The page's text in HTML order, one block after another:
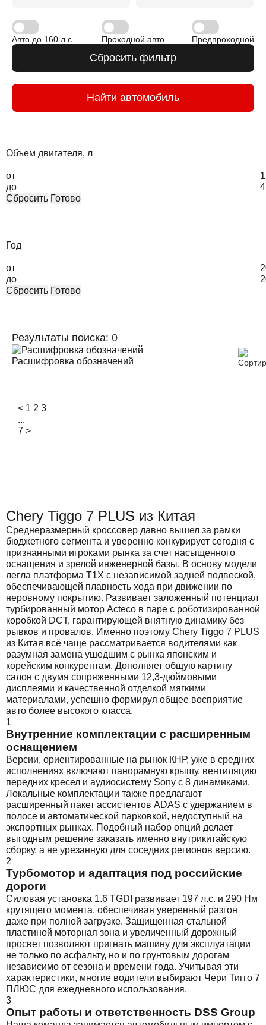
Авто до 160 л.с. Проходной авто Предпроходной
Сбросить фильтр
Найти автомобиль
Объем двигателя, л
от
до
Сбросить Готово
Год
от
до
Сбросить Готово
Результаты поиска: 0
Расшифровка обозначений
< 1 2 3
...
7 >
Chery Tiggo 7 PLUS из Китая
Среднеразмерный кроссовер давно вышел за рамки
бюджетного сегмента и уверенно конкурирует сегодня с
признанными игроками рынка за счет насыщенного
оснащения и зрелой инженерной базы. В основу модели
легла платформа T1X с независимой задней подвеской,
обеспечивающей плавность хода при движении по
неровному покрытию. Развивает заложенный потенциал
турбированный мотор Acteco в паре с роботизированной
коробкой DCT, гарантирующей внятную динамику без
рывков и провалов. Именно поэтому Chery Tiggo 7 PLUS
из Китая всё чаще рассматривается водителями как
разумная замена ушедшим с рынка японским и
корейским конкурентам. Дополняет общую картину
салон с двумя сопряженными 12,3-дюймовыми
дисплеями и качественной отделкой мягкими
материалами, успешно формируя общее восприятие
авто более высокого класса.
1
Внутренние комплектации с расширенным
оснащением
Версии, ориентированные на рынок КНР, уже в средних
исполнениях включают панорамную крышу, вентиляцию
передних кресел и аудиосистему Sony с 8 динамиками.
Локальные комплектации также предлагают
расширенный пакет ассистентов ADAS с удержанием в
полосе и автоматической парковкой, недоступный на
экспортных рынках. Подобный набор опций делает
выгодным решение заказать именно внутрикитайскую
сборку, а не урезанную для соседних регионов версию.
2
Турбомотор и адаптация под российские
дороги
Силовая установка 1.6 TGDI развивает 197 л.с. и 290 Нм
крутящего момента, обеспечивая уверенный разгон
даже при полной загрузке. Защищенная стальной
пластиной моторная зона и увеличенный дорожный
просвет позволяют пригнать машину для эксплуатации
не только по асфальту, но и по грунтовым дорогам
независимо от сезона и времени года. Учитывая эти
характеристики, многие водители выбирают Чери Тигго 7
ПЛЮС для ежедневного использования.
3
Опыт работы и ответственность DSS Group